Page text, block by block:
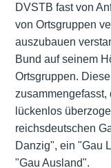
DVSTB fast von
von Ortsgruppen
auszubauen
Bund auf seinem
Ortsgruppen.
lückenlos
reichsdeutschen
Danzig", ein "Gau
"Gau Ausland".